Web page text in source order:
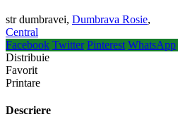
str dumbravei, Dumbrava Rosie,
Central
Facebook Twitter Pinterest WhatsApp
Distribuie
Favorit
Printare
Descriere